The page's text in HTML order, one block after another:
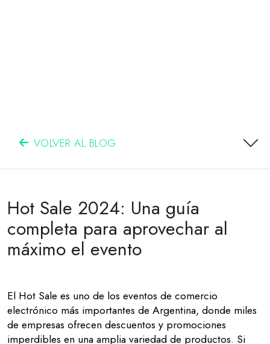
VOLVER AL BLOG
Hot Sale 2024: Una guía
completa para aprovechar al
máximo el evento
El Hot Sale es uno de los eventos de comercio
electrónico más importantes de Argentina, donde miles
de empresas ofrecen descuentos y promociones
imperdibles en una amplia variedad de productos. Si